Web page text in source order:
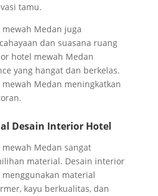
tamu.
Medan juga
dan suasana ruang
hotel mewah Medan
yang hangat dan berkelas.
Medan meningkatkan
Desain Interior Hotel
Medan sangat
material. Desain interior
material
kayu berkualitas, dan